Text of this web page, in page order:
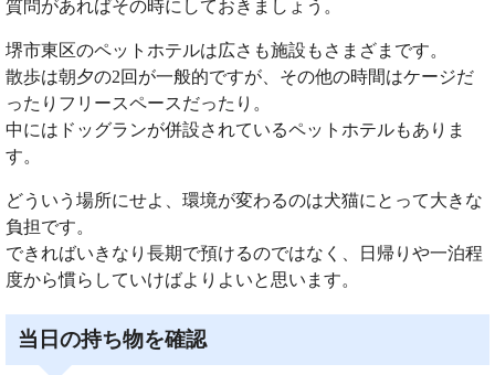
質問があればその時にしておきましょう。
堺市東区のペットホテルは広さも施設もさまざまです。
散歩は朝夕の2回が一般的ですが、その他の時間はケージだ
ったりフリースペースだったり。
中にはドッグランが併設されているペットホテルもありま
す。
どういう場所にせよ、環境が変わるのは犬猫にとって大きな
負担です。
できればいきなり長期で預けるのではなく、日帰りや一泊程
度から慣らしていけばよりよいと思います。
当日の持ち物を確認